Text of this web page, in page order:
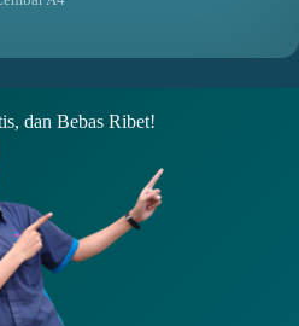
dan Bebas Ribet!